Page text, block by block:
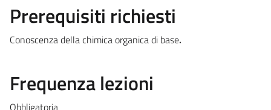
Prerequisiti richiesti
Conoscenza della chimica organica di base.
Frequenza lezioni
Obbligatoria